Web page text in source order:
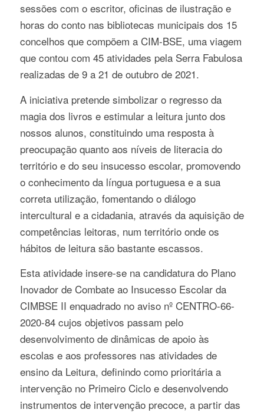
sessões com o escritor, oficinas de ilustração e
horas do conto nas bibliotecas municipais dos 15
concelhos que compõem a CIM-BSE, uma viagem
que contou com 45 atividades pela Serra Fabulosa
realizadas de 9 a 21 de outubro de 2021.
A iniciativa pretende simbolizar o regresso da
magia dos livros e estimular a leitura junto dos
nossos alunos, constituindo uma resposta à
preocupação quanto aos níveis de literacia do
território e do seu insucesso escolar, promovendo
o conhecimento da língua portuguesa e a sua
correta utilização, fomentando o diálogo
intercultural e a cidadania, através da aquisição de
competências leitoras, num território onde os
hábitos de leitura são bastante escassos.
Esta atividade insere-se na candidatura do Plano
Inovador de Combate ao Insucesso Escolar da
CIMBSE II enquadrado no aviso nº CENTRO-66-
2020-84 cujos objetivos passam pelo
desenvolvimento de dinâmicas de apoio às
escolas e aos professores nas atividades de
ensino da Leitura, definindo como prioritária a
intervenção no Primeiro Ciclo e desenvolvendo
instrumentos de intervenção precoce, a partir das